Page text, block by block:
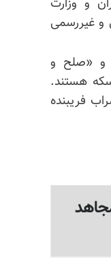
و وزارت
و غیررسمی
و «صلح و
هستند.
فریبنده